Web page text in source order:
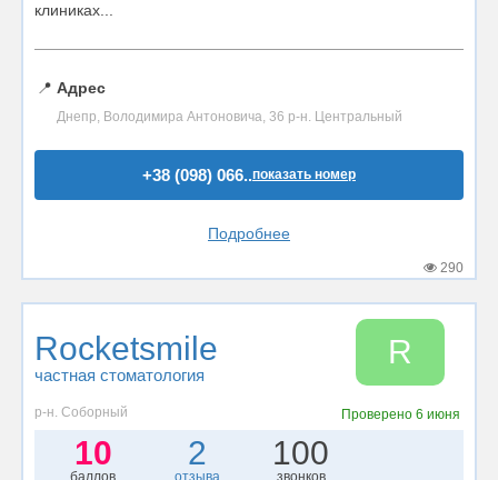
клиниках...
📍 Адрес
Днепр, Володимира Антоновича, 36 р-н. Центральный
+38 (098) 066..показать номер
Подробнее
290
Rocketsmile
частная стоматология
R
р-н. Соборный Проверено 6 июня
10
баллов
2
отзыва
100
звонков